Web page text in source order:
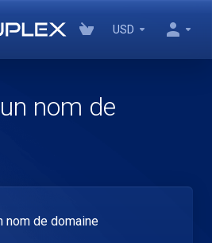
USD
nom de
nom de domaine